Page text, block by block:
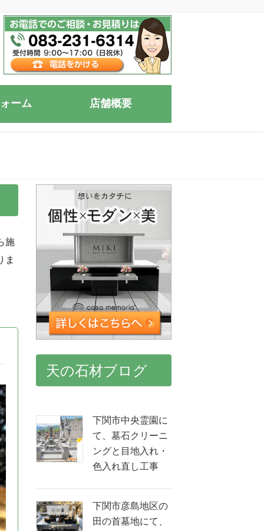
ーム 店舗概要
施
ま
天の石材ブログ
下関市中央霊園に
て、墓石クリーニ
ングと目地入れ・
色入れ直し工事
下関市彦島地区の
田の首墓地にて、